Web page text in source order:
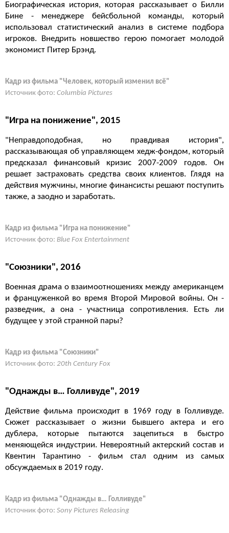
Биографическая история, которая рассказывает о Билли
Бине - менеджере бейсбольной команды, который
использовал статистический анализ в системе подбора
игроков. Внедрить новшество герою помогает молодой
экономист Питер Брэнд.
Кадр из фильма "Человек, который изменил всё"
Источник фото: Columbia Pictures
"Игра на понижение", 2015
"Неправдоподобная, но правдивая история",
рассказывающая об управляющем хедж-фондом, который
предсказал финансовый кризис 2007-2009 годов. Он
решает застраховать средства своих клиентов. Глядя на
действия мужчины, многие финансисты решают поступить
также, а заодно и заработать.
Кадр из фильма "Игра на понижение"
Источник фото: Blue Fox Entertainment
"Союзники", 2016
Военная драма о взаимоотношениях между американцем
и француженкой во время Второй Мировой войны. Он -
разведчик, а она - участница сопротивления. Есть ли
будущее у этой странной пары?
Кадр из фильма "Союзники"
Источник фото: 20th Century Fox
"Однажды в… Голливуде", 2019
Действие фильма происходит в 1969 году в Голливуде.
Сюжет рассказывает о жизни бывшего актера и его
дублера, которые пытаются зацепиться в быстро
меняющейся индустрии. Невероятный актерский состав и
Квентин Тарантино - фильм стал одним из самых
обсуждаемых в 2019 году.
Кадр из фильма "Однажды в… Голливуде"
Источник фото: Sony Pictures Releasing